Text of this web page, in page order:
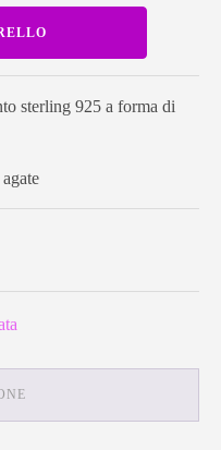
sterling 925 a forma di